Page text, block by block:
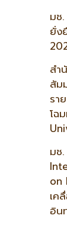
มช
ยั่ง
สำ
สัม
รา
โฉ
มช
on
เค
อิน